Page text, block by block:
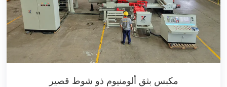
مكبس بثق ألومنيوم ذو شوط قصير